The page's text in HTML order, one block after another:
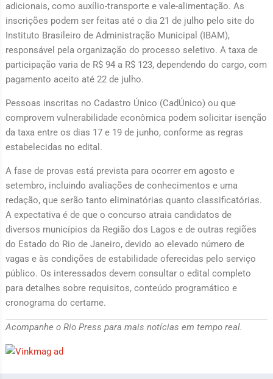
adicionais, como auxílio-transporte e vale-alimentação. As
inscrições podem ser feitas até o dia 21 de julho pelo site do
Instituto Brasileiro de Administração Municipal (IBAM),
responsável pela organização do processo seletivo. A taxa de
participação varia de R$ 94 a R$ 123, dependendo do cargo, com
pagamento aceito até 22 de julho.
Pessoas inscritas no Cadastro Único (CadÚnico) ou que
comprovem vulnerabilidade econômica podem solicitar isenção
da taxa entre os dias 17 e 19 de junho, conforme as regras
estabelecidas no edital.
A fase de provas está prevista para ocorrer em agosto e
setembro, incluindo avaliações de conhecimentos e uma
redação, que serão tanto eliminatórias quanto classificatórias.
A expectativa é de que o concurso atraia candidatos de
diversos municípios da Região dos Lagos e de outras regiões
do Estado do Rio de Janeiro, devido ao elevado número de
vagas e às condições de estabilidade oferecidas pelo serviço
público. Os interessados devem consultar o edital completo
para detalhes sobre requisitos, conteúdo programático e
cronograma do certame.
Acompanhe o Rio Press para mais notícias em tempo real.